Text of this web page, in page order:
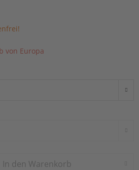
von Europa
In den Warenkorb